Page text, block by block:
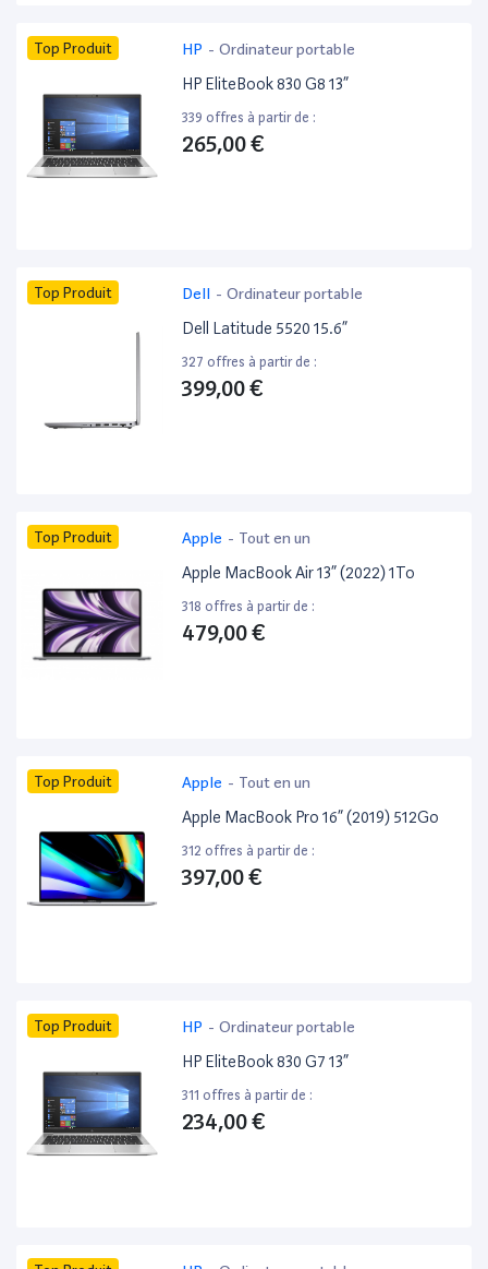
Top Produit HP - Ordinateur portable
HP EliteBook 830 G8 13”
339 offres à partir de :
265,00 €
Top Produit Dell - Ordinateur portable
Dell Latitude 5520 15.6”
327 offres à partir de :
399,00 €
Top Produit Apple - Tout en un
Apple MacBook Air 13” (2022) 1To
318 offres à partir de :
479,00 €
Top Produit Apple - Tout en un
Apple MacBook Pro 16” (2019) 512Go
312 offres à partir de :
397,00 €
Top Produit HP - Ordinateur portable
HP EliteBook 830 G7 13”
311 offres à partir de :
234,00 €